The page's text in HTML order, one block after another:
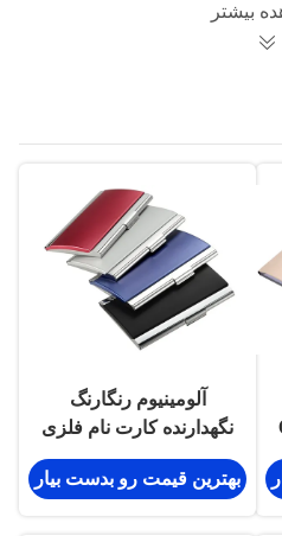
بیشتر
آلومینیوم رنگارنگ
نگهدارنده کارت نام فلزی
جعبه آرم سفارشی کارت
بهترین قیمت رو بدست بیار